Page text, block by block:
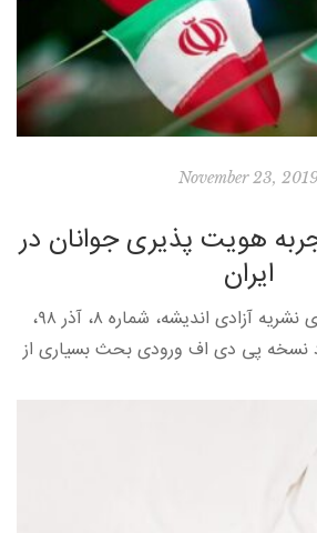
November 23,
هویت‌ پذیری جوانان در
ایران
نویسنده: سعید پیوندی نشریه آزادی اندیشه، شماره ۸، آذر ۹۸،
تا ۸۳ دانلود نسخه پی دی اف ورودی بحث بسیاری از